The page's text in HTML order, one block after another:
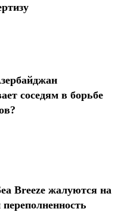
соседям в борьбе
Breeze жалуются на
переполненность